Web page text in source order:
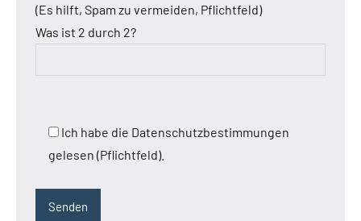
(Es hilft, Spam zu vermeiden, Pflichtfeld)
Was ist 2 durch 2?
Ich habe die Datenschutzbestimmungen
gelesen (Pflichtfeld).